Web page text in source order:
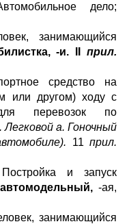
дело;
занимающийся
-и. IIприл.
средство на
или другом) ходу с
перевозок по
Легковой а. Гоночный
11прил.
и запуск
автомодельный, -ая,
занимающийся